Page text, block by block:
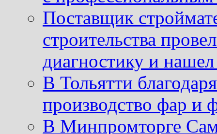
Поставщик
строительства
диагностику и
В Тольятти
производство фар и
В Минпромторге